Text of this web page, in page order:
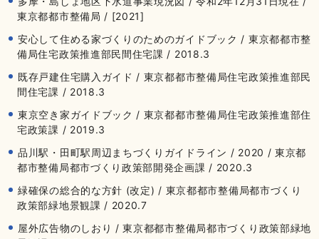
東京都都市整備局 / [2021]
安心して住める家づくりのためのガイドブック / 東京都都市整
備局住宅政策推進部民間住宅課 / 2018.3
既存戸建住宅購入ガイド / 東京都都市整備局住宅政策推進部民
間住宅課 / 2018.3
東京空き家ガイドブック / 東京都都市整備局住宅政策推進部住
宅政策課 / 2019.3
品川駅・田町駅周辺まちづくりガイドライン / 2020 / 東京都
都市整備局都市づくり政策部開発企画課 / 2020.3
緑確保の総合的な方針 (改定) / 東京都都市整備局都市づくり
政策部緑地景観課 / 2020.7
屋外広告物のしおり / 東京都都市整備局都市づくり政策部緑地